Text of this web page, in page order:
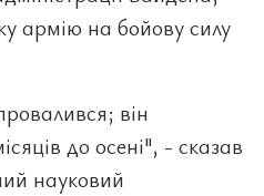
армію на бойову силу
він
до осені", - сказав
науковий